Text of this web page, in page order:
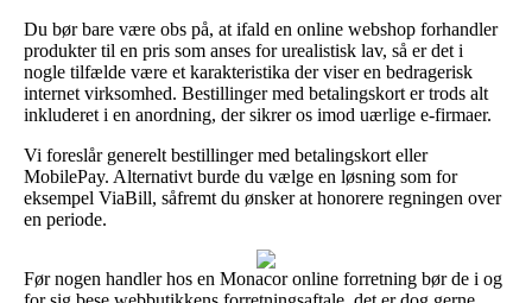
Du bør bare være obs på, at ifald en online webshop forhandler
produkter til en pris som anses for urealistisk lav, så er det i
nogle tilfælde være et karakteristika der viser en bedragerisk
internet virksomhed. Bestillinger med betalingskort er trods alt
inkluderet i en anordning, der sikrer os imod uærlige e-firmaer.
Vi foreslår generelt bestillinger med betalingskort eller
MobilePay. Alternativt burde du vælge en løsning som for
eksempel ViaBill, såfremt du ønsker at honorere regningen over
en periode.
Før nogen handler hos en Monacor online forretning bør de i og